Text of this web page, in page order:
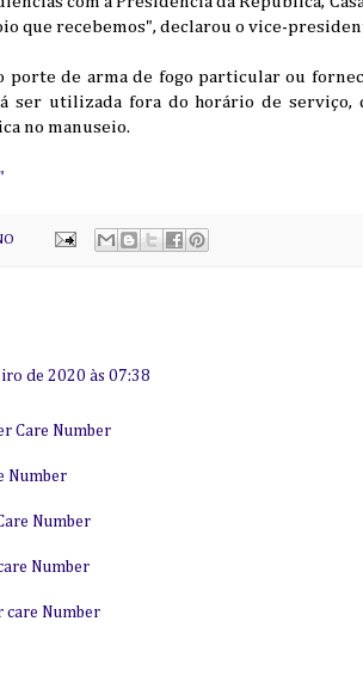
que recebemos", declarou o vice-
de arma de fogo particular ou
ser utilizada fora do horário de serviço,
no manuseio.
de 2020 às 07:38
Care Number
Number
Number
Number
care Number